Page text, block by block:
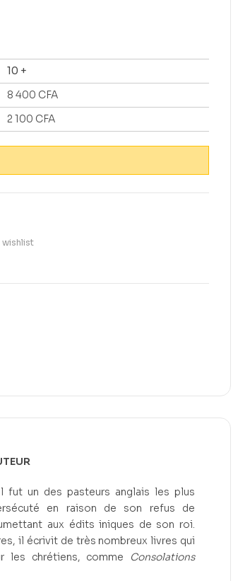
10 +
8 400 CFA
2 100 CFA
wishlist
fut un des pasteurs anglais les plus
en raison de son refus de
aux édits iniques de son roi.
il écrivit de très nombreux livres qui
les chrétiens, comme
Consolations